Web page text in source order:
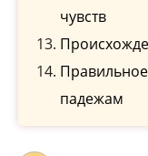
чувств
падежам